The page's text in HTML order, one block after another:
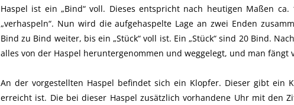
Haspel ist ein „Bind“ voll. Dieses entspricht nach heutigen Maßen
„verhaspeln“. Nun wird die aufgehaspelte Lage an zwei Enden
Bind zu Bind weiter, bis ein „Stück“ voll ist. Ein „Stück“ sind 20 Bind.
alles von der Haspel heruntergenommen und weggelegt, und man fängt
An der vorgestellten Haspel befindet sich ein Klopfer. Dieser gibt ein
erreicht ist. Die bei dieser Haspel zusätzlich vorhandene Uhr mit den